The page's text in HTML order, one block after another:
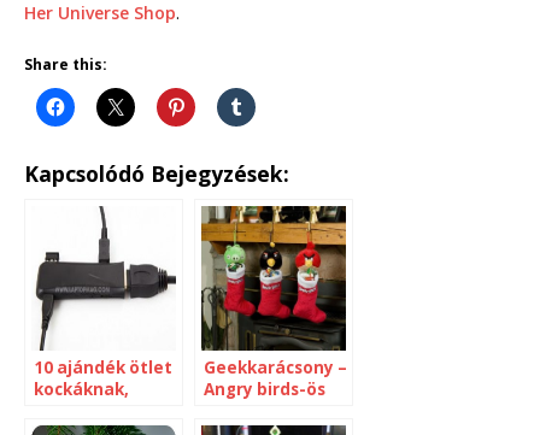
Her Universe Shop.
Share this:
Kapcsolódó Bejegyzések:
10 ajándék ötlet
kockáknak,
Geekkarácsony –
Angry birds-ös